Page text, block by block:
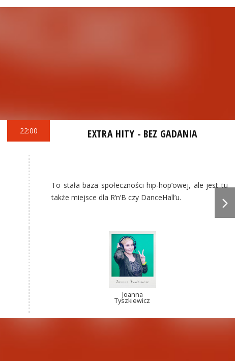
22:00 EXTRA HITY - BEZ GADANIA
To stała baza społeczności hip-hop’owej, ale jest tu
także miejsce dla R’n’B czy DanceHall’u.
Joanna
Tyszkiewicz